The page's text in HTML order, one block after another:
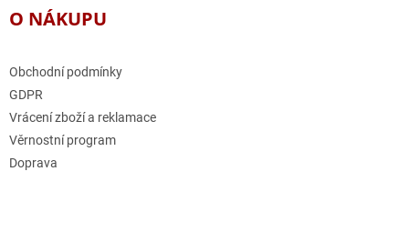
O NÁKUPU
Obchodní podmínky
GDPR
Vrácení zboží a reklamace
Věrnostní program
Doprava